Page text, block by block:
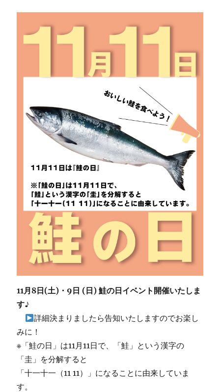
11月8日(土)・9日 (日) 鮭の日イベント開催いたしま
す♪
詳細決まりましたら告知いたしますのでお楽し
みに！
※「鮭の日」は11月11日で、「鮭」という漢字の
「圭」を分解すると
「十一十一（11 11）」になることに由来していま
す。